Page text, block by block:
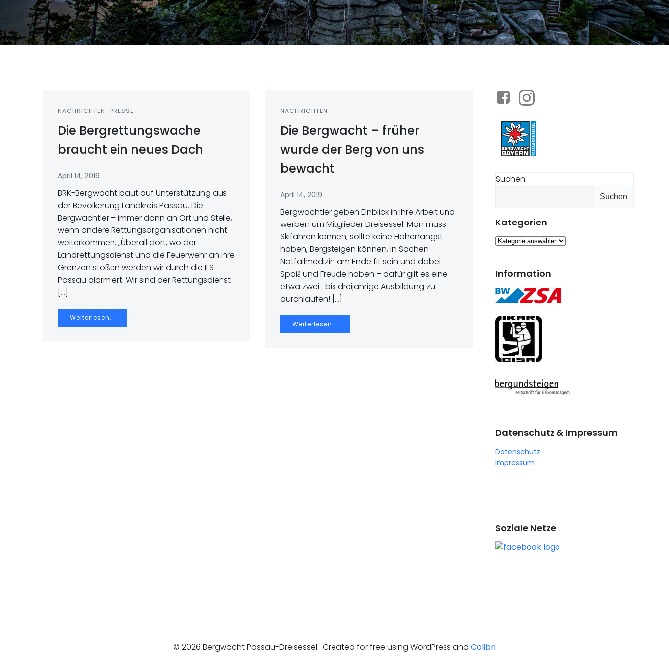
NACHRICHTEN PRESSE
Die Bergrettungswache
braucht ein neues Dach
April 14, 2019
BRK-Bergwacht baut auf Unterstützung aus
der Bevölkerung Landkreis Passau. Die
Bergwachtler – immer dann an Ort und Stelle,
wenn andere Rettungsorganisationen nicht
weiterkommen. „Überall dort, wo der
Landrettungsdienst und die Feuerwehr an ihre
Grenzen stoßen werden wir durch die ILS
Passau alarmiert. Wir sind der Rettungsdienst
[…]
Weiterlesen...
NACHRICHTEN
Die Bergwacht – früher
wurde der Berg von uns
bewacht
April 14, 2019
Bergwachtler geben Einblick in ihre Arbeit und
werben um Mitglieder Dreisessel. Man muss
Skifahren können, sollte keine Höhenangst
haben, Bergsteigen können, in Sachen
Notfallmedizin am Ende fit sein und dabei
Spaß und Freude haben – dafür gilt es eine
etwa zwei- bis dreijährige Ausbildung zu
durchlaufen! […]
Weiterlesen...
Suchen
Suchen
Kategorien
Kategorien
Information
Datenschutz & Impressum
Datenschutz
Impressum
Soziale Netze
© 2026 Bergwacht Passau-Dreisessel . Created for free using WordPress and Colibri